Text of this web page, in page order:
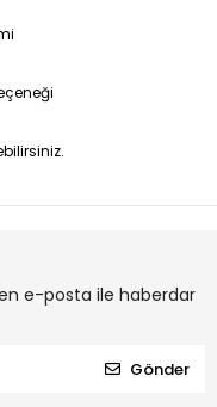
e-posta ile haberdar
Gönder